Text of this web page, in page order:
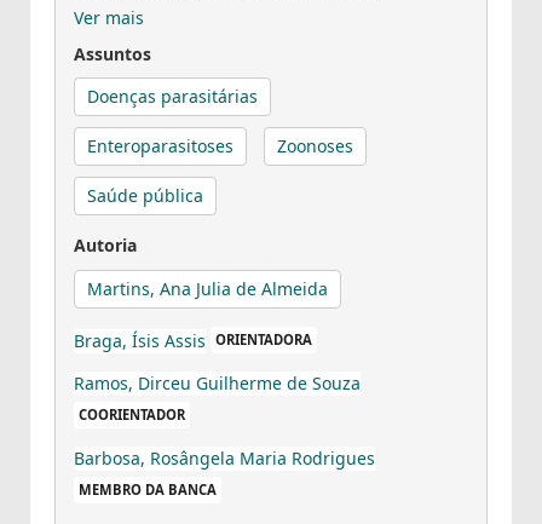
Ver mais
Assuntos
Doenças parasitárias
Enteroparasitoses Zoonoses
Saúde pública
Autoria
Martins, Ana Julia de Almeida
Braga, Ísis Assis ORIENTADORA
Ramos, Dirceu Guilherme de Souza
COORIENTADOR
Barbosa, Rosângela Maria Rodrigues
MEMBRO DA BANCA